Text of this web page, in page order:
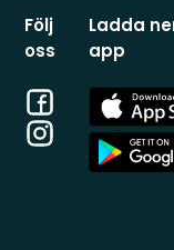
Följ
oss
Facebook
Instagram
Ladda
app
App
Store
App
Store